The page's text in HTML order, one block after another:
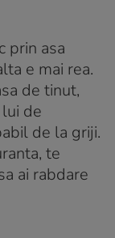
prin asa
e mai rea.
de tinut,
de
de la griji.
te
ai rabdare